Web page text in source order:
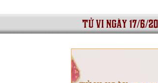
tử vi ngày 17/6/